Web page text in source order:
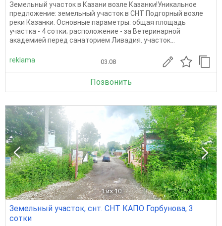
Земельный участок в Казани возле Казанки!Уникальное
предложение: земельный учaсток в СНТ Подгорный возле
реки Казанки. Основные параметры: общая площадь
участка - 4 сотки; расположение - за Ветеринарной
академией перед санаторием Ливадия. участок...
reklama 03.08
Позвонить
1 из 10
Земельный участок, снт. СНТ КАПО Горбунова, 3
сотки